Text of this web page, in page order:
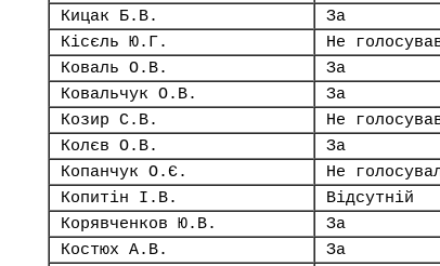
Кицак Б.В.
За
Кісєль Ю.Г.
Не
Коваль О.В.
За
Ковальчук О.В.
За
Козир С.В.
Не
Колєв О.В.
За
Копанчук О.Є.
Не
Копитін І.В.
Відсутній
Корявченков Ю.В.
За
Костюх А.В.
За